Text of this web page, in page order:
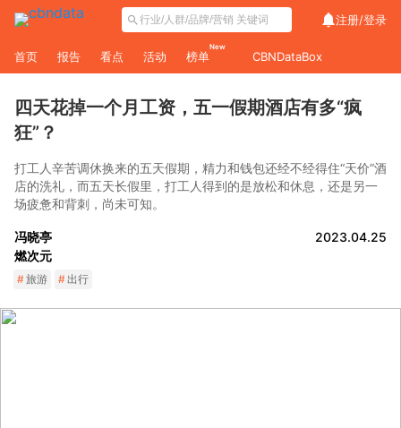
注册/登录
首页 报告 看点 活动 榜单
New
CBNDataBox
四天花掉一个月工资，五一假期酒店有多“疯
狂”？
打工人辛苦调休换来的五天假期，精力和钱包还经不经得住“天价”酒
店的洗礼，而五天长假里，打工人得到的是放松和休息，还是另一
场疲惫和背刺，尚未可知。
冯晓亭
燃次元
2023.04.25
#旅游 #出行